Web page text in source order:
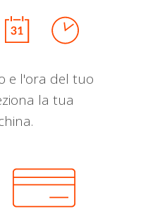
e l'ora del tuo
la tua